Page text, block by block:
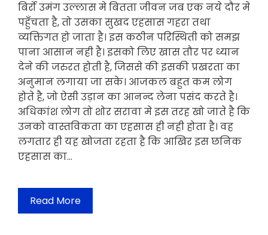
बिर्रो उमंग उल्लास मे बितता जीवन जब एक नये दौर मे
पहुँचता है, तो उसका सुखद एहसास गहरा तथा
व्यक्तिगत हो जाता है। इस कठीन परिस्थिती को समझ
पाना आसान नही है। इसको लिए खास तौर पर ध्यान
देने की जरुरत होती है, जिससे की इसकी प्रखरता का
अनुमान लगाया जा सके। आजकल बहुत कम लोग
होते है, जो ऐसी उड़ान का आनन्द लेना पसंद करते है।
अधिकांश लोग तो शोर सरावा मे इस तरह खो जाते है कि
उनको वास्तविकता का एहसास ही नही होता है। वह
लगतार ही यह खोजता रहता है कि आखिर इस छनिक
एहसास का…
Read More